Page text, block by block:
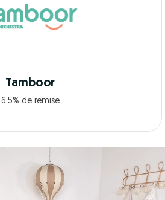
Tamboor
6.5% de remise